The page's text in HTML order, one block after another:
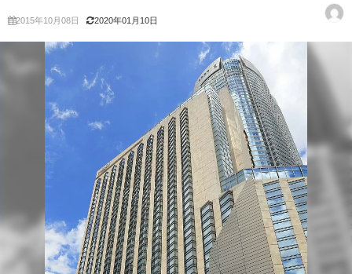
2015年10月08日 2020年01月10日